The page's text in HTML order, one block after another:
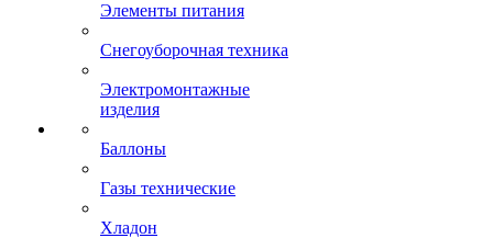
Элементы питания
Снегоуборочная техника
Электромонтажные
изделия
Баллоны
Газы технические
Хладон